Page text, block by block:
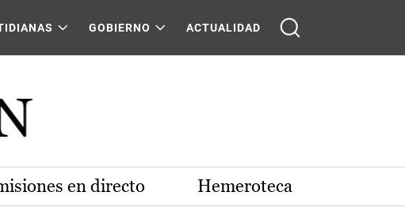
GOBIERNO ACTUALIDAD
en directo Hemeroteca